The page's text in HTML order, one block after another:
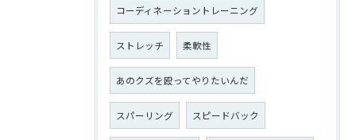
コーディネーショントレーニング
ストレッチ 柔軟性
あのクズを殴ってやりたいんだ
スパーリング スピードバック